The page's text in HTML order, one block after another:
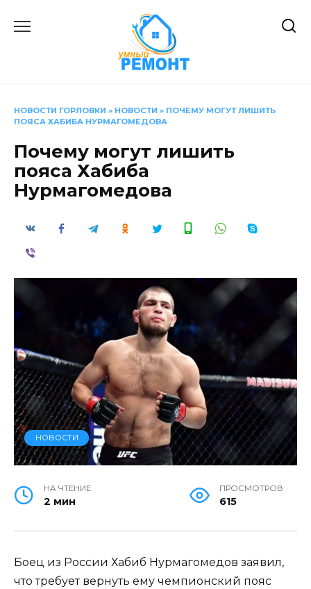
НОВОСТИ ГОРЛОВКИ » НОВОСТИ » ПОЧЕМУ МОГУТ ЛИШИТЬ
ПОЯСА ХАБИБА НУРМАГОМЕДОВА
Почему могут лишить
пояса Хабиба
Нурмагомедова
НОВОСТИ
НА ЧТЕНИЕ
2 мин
ПРОСМОТРОВ
615
Боец из России Хабиб Нурмагомедов заявил,
что требует вернуть ему чемпионский пояс